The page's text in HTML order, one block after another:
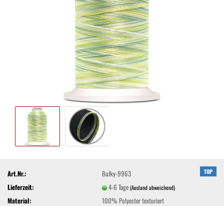
TOP
Art.Nr.:
Bulky-9963
Lieferzeit:
4-6 Tage(Ausland abweichend)
Material:
100% Polyester texturiert